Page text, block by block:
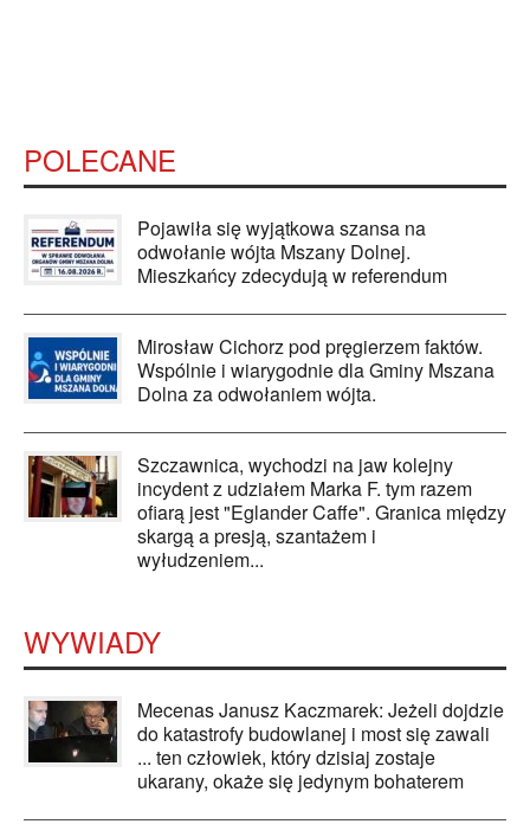
POLECANE
Pojawiła się wyjątkowa szansa na
odwołanie wójta Mszany Dolnej.
Mieszkańcy zdecydują w referendum
Mirosław Cichorz pod pręgierzem faktów.
Wspólnie i wiarygodnie dla Gminy Mszana
Dolna za odwołaniem wójta.
Szczawnica, wychodzi na jaw kolejny
incydent z udziałem Marka F. tym razem
ofiarą jest "Eglander Caffe". Granica między
skargą a presją, szantażem i
wyłudzeniem...
WYWIADY
Mecenas Janusz Kaczmarek: Jeżeli dojdzie
do katastrofy budowlanej i most się zawali
... ten człowiek, który dzisiaj zostaje
ukarany, okaże się jedynym bohaterem